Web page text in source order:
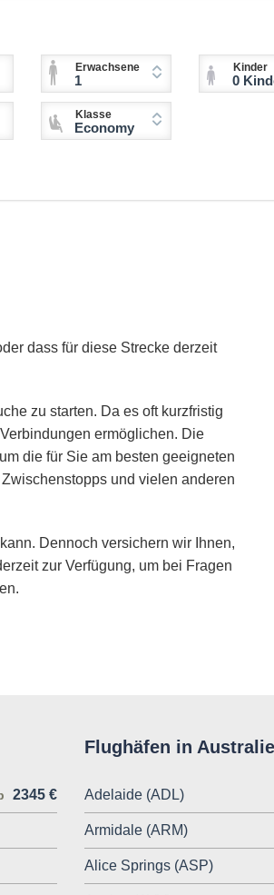
Erwachsene
1
Kinder
0 Kinder (2-11
Klasse
Economy
dass für diese Strecke derzeit
zu starten. Da es oft kurzfristig
ermöglichen. Die
die für Sie am besten geeigneten
und vielen anderen
Dennoch versichern wir Ihnen,
zur Verfügung, um bei Fragen
2345 €
Flughäfen in
Adelaide (ADL)
Armidale (ARM)
Alice Springs (ASP)